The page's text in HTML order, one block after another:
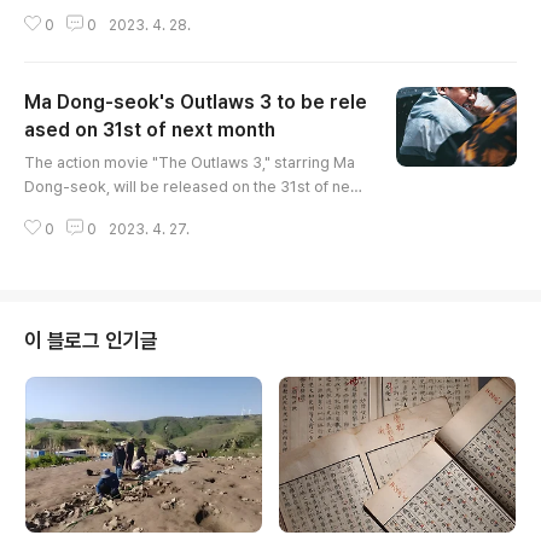
Y TO BE" on its official SNS channel and release
alia, Japan and North America. Among them, the
solo concerts, which will be held in September i
0 0 2023. 4. 28.
Ma Dong-seok's Outlaws 3 to be rele
ased on 31st of next month
The action movie "The Outlaws 3," starring Ma
Dong-seok, will be released on the 31st of next
etective who went to the Seoul Metropolitan Cri
ase. Director Lee Sang-yong, who directed the
previous series, once again t..
0 0 2023. 4. 27.
이 블로그 인기글